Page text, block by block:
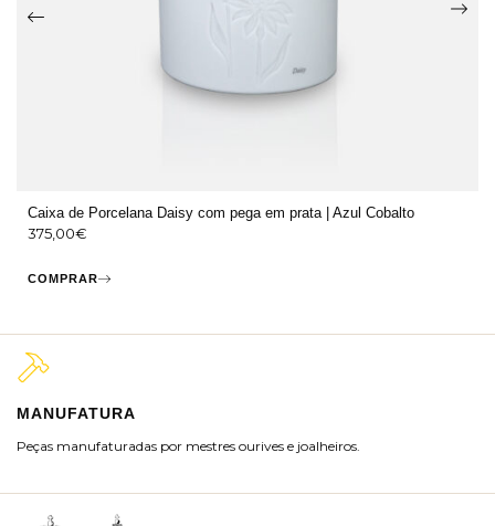
Caixa de Porcelana Daisy com pega em prata | Azul Cobalto
375,00€
COMPRAR
MANUFATURA
Peças manufaturadas por mestres ourives e joalheiros.